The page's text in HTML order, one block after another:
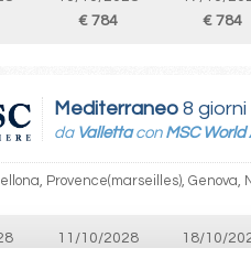
€ 784
€ 784
Mediterraneo 8 giorni
da Vallettacon MSC World
Provence(marseilles), Genova,
11/10/2028
18/10/